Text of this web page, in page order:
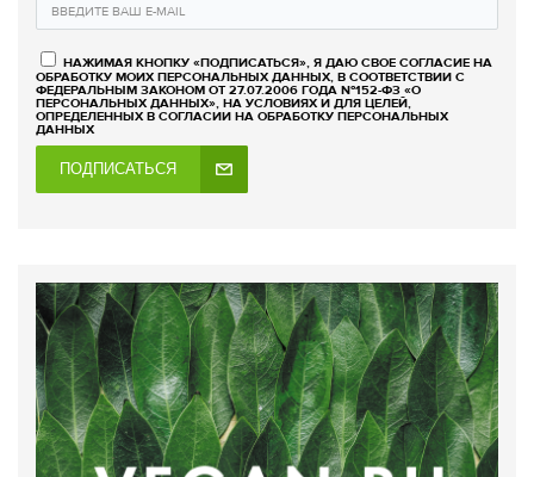
НАЖИМАЯ КНОПКУ «ПОДПИСАТЬСЯ», Я ДАЮ СВОЕ СОГЛАСИЕ НА
ОБРАБОТКУ МОИХ ПЕРСОНАЛЬНЫХ ДАННЫХ, В СООТВЕТСТВИИ С
ФЕДЕРАЛЬНЫМ ЗАКОНОМ ОТ 27.07.2006 ГОДА №152-ФЗ «О
ПЕРСОНАЛЬНЫХ ДАННЫХ», НА УСЛОВИЯХ И ДЛЯ ЦЕЛЕЙ,
ОПРЕДЕЛЕННЫХ В СОГЛАСИИ НА ОБРАБОТКУ ПЕРСОНАЛЬНЫХ
ДАННЫХ
ПОДПИСАТЬСЯ